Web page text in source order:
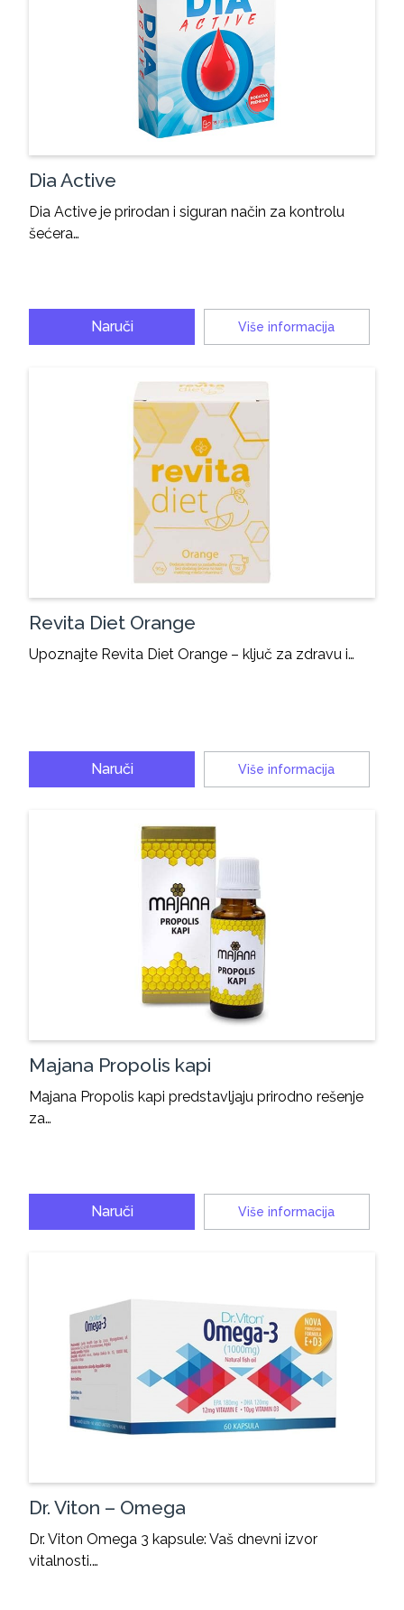
Dia Active
Dia Active je prirodan i siguran način za kontrolu
šećera…
Naruči Više informacija
Revita Diet Orange
Upoznajte Revita Diet Orange – ključ za zdravu i…
Naruči Više informacija
Majana Propolis kapi
Majana Propolis kapi predstavljaju prirodno rešenje
za…
Naruči Više informacija
Dr. Viton – Omega
Dr. Viton Omega 3 kapsule: Vaš dnevni izvor
vitalnosti.…